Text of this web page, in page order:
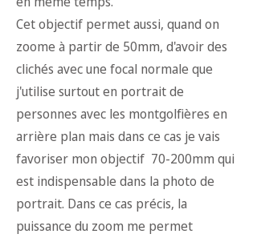
Cet objectif permet aussi, quand on
zoome à partir de 50mm, d'avoir des
clichés avec une focal normale que
j'utilise surtout en portrait de
personnes avec les montgolfières en
arrière plan mais dans ce cas je vais
favoriser mon objectif 70-200mm qui
est indispensable dans la photo de
portrait. Dans ce cas précis, la
puissance du zoom me permet